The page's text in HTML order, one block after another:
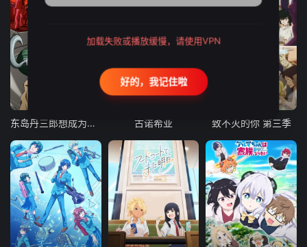
东岛丹三郎想成为假面骑士
更新至21集
古诺希亚 致不灭的你 第三季
加载失败或播放缓慢，请使用VPN
好的，我记住啦